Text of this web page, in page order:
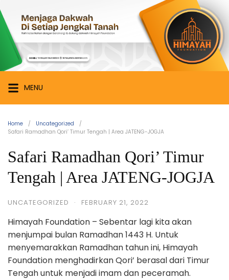
to
content
Himayah
Foundation
Menjaga
Dakwah
di
Setiap
Jengkal
MENU
Home
Uncategorized
Safari Ramadhan Qori’ Timur Tengah | Area JATENG-JOGJA
Safari Ramadhan Qori’ Timur
Tengah | Area JATENG-JOGJA
UNCATEGORIZED · FEBRUARY 21, 2022
Himayah Foundation – Sebentar lagi kita akan
menjumpai bulan Ramadhan 1443 H. Untuk
menyemarakkan Ramadhan tahun ini, Himayah
Foundation menghadirkan Qori’ berasal dari Timur
Tengah untuk menjadi imam dan peceramah.